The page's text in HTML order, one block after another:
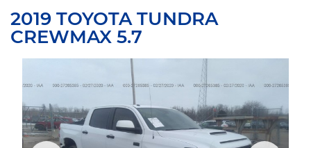
НАВИГАЦИИ
2019 TOYOTA TUNDRA
CREWMAX 5.7